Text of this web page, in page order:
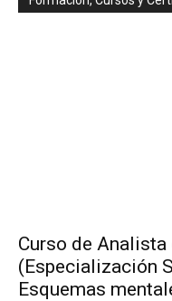
Curso de
(Especialización
Esquemas